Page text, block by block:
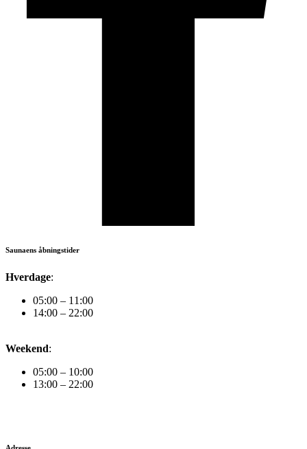
Saunaens åbningstider
Hverdage:
05:00 – 11:00
14:00 – 22:00
Weekend:
05:00 – 10:00
13:00 – 22:00